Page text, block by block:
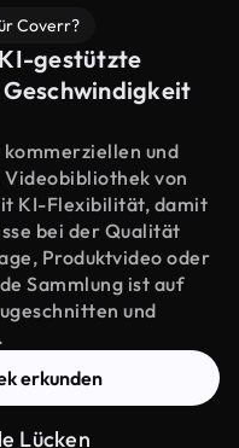
Coverr?
gestützte
und
von
KI-Flexibilität, damit
bei der Qualität
Produktvideo oder
Sammlung ist auf
und
erkunden
Lücken